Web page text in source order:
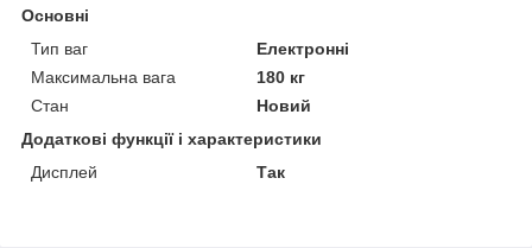
Основні
Тип ваг
Електронні
Максимальна вага
180 кг
Стан
Новий
Додаткові функції і характеристики
Дисплей
Так